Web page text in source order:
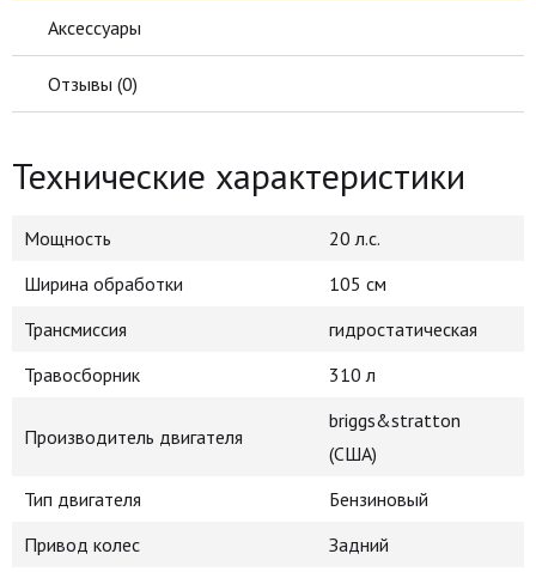
Аксессуары
Отзывы (0)
Технические характеристики
Мощность
20 л.с.
Ширина обработки
105 см
Трансмиссия
гидростатическая
Травосборник
310 л
Производитель двигателя
briggs&stratton
(США)
Тип двигателя
Бензиновый
Привод колес
Задний